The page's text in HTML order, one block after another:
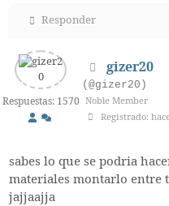
Responder
Respuestas: 1570
gizer20
(@gizer20)
Noble Member
Registrado:
sabes lo que se podria
materiales montarlo entre
jajjaajja